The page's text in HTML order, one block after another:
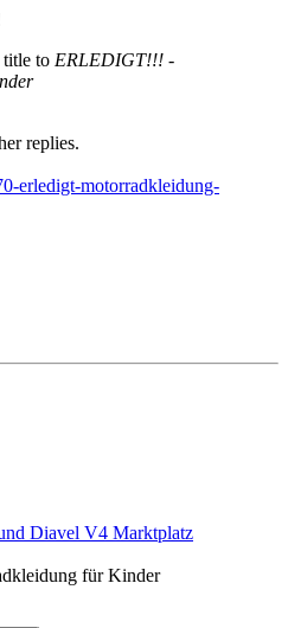
title to ERLEDIGT!!! -
replies.
erledigt-motorradkleidung-
Diavel V4 Marktplatz
für Kinder